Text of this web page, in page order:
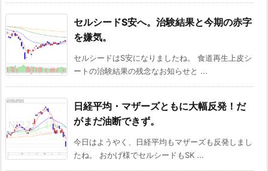
セルシードS安へ。治験結果と今期の赤字
を嫌気。
セルシードはS安になりましたね。 食道再生上皮シ
ートの治験結果の残念なお知らせと ...
日経平均・マザーズともに大幅反発！だ
がまだ油断できず。
今日はようやく、日経平均もマザーズも反発しまし
たね。 おかげ様でセルシードもSK ...